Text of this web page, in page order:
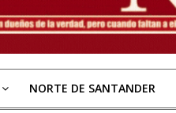
NORTE DE SANTANDER